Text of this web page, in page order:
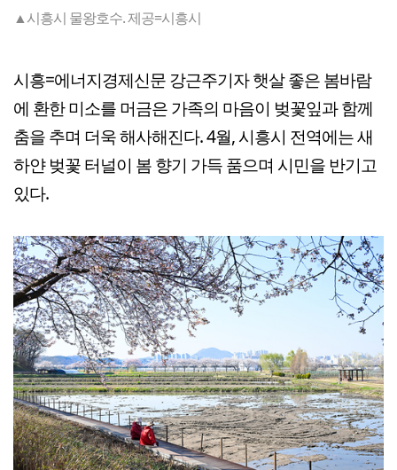
▲시흥시 물왕호수. 제공=시흥시
시흥=에너지경제신문 강근주기자 햇살 좋은 봄바람
에 환한 미소를 머금은 가족의 마음이 벚꽃잎과 함께
춤을 추며 더욱 해사해진다. 4월, 시흥시 전역에는 새
하얀 벚꽃 터널이 봄 향기 가득 품으며 시민을 반기고
있다.